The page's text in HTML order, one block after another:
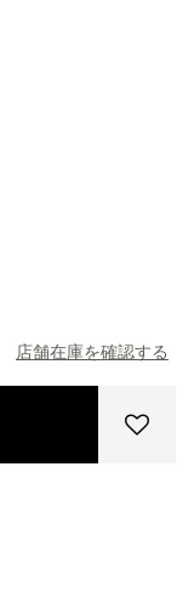
店舗在庫を確認する